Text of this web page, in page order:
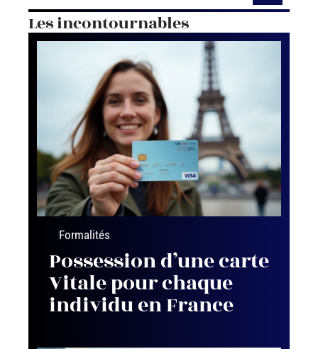
Les incontournables
Formalités
Possession d’une carte
Vitale pour chaque
individu en France